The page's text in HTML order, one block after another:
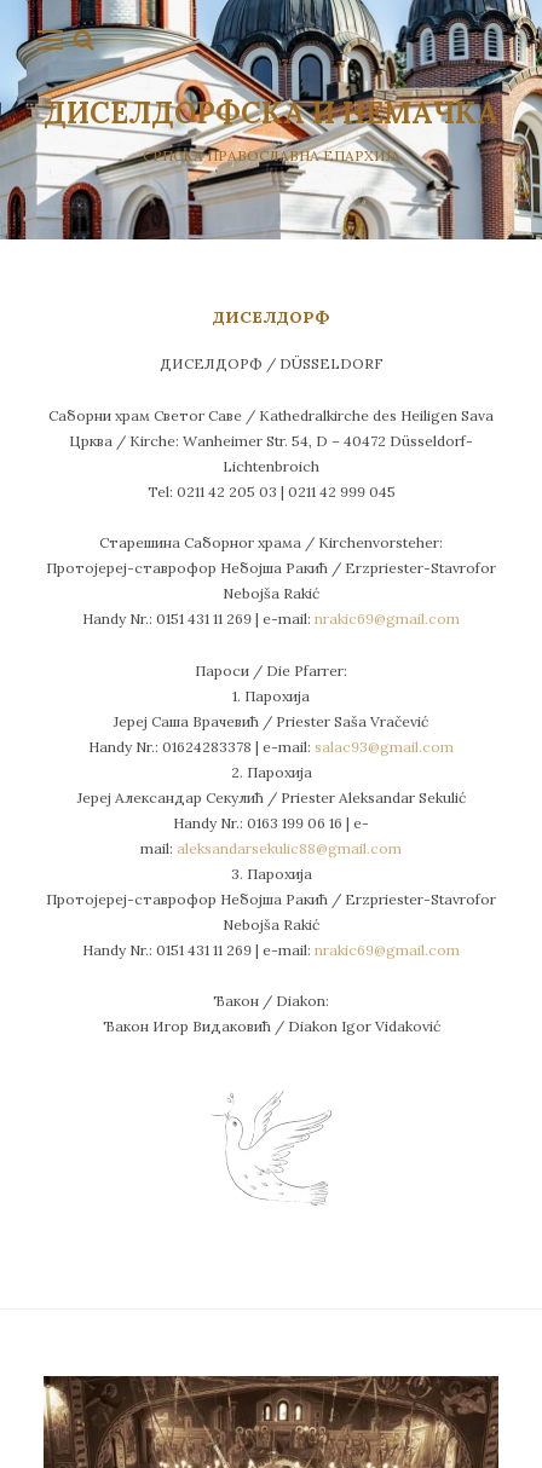
ДИСЕЛДОРФСКА И НЕМАЧКА
СРПСКА ПРАВОСЛАВНА ЕПАРХИЈА
ДИСЕЛДОРФ
ДИСЕЛДОРФ / DÜSSELDORF
Саборни храм Светог Саве / Kathedralkirche des Heiligen Sava
Црква / Kirche: Wanheimer Str. 54, D – 40472 Düsseldorf-
Lichtenbroich
Tel: 0211 42 205 03 | 0211 42 999 045
Старешина Саборног храма / Kirchenvorsteher:
Протојереј-ставрофор Небојша Ракић / Erzpriester-Stavrofor
Nebojša Rakić
Handy Nr.: 0151 431 11 269 | е-mail: nrakic69@gmail.com
Пароси / Die Pfarrer:
1. Парохија
Јереј Саша Врачевић / Priester Saša Vračević
Handy Nr.: 01624283378 | e-mail: salac93@gmail.com
2. Парохија
Јереј Александар Секулић / Priester Aleksandar Sekulić
Handy Nr.: 0163 199 06 16 | e-
mail: aleksandarsekulic88@gmail.com
3. Парохија
Протојереј-ставрофор Небојша Ракић / Erzpriester-Stavrofor
Nebojša Rakić
Handy Nr.: 0151 431 11 269 | е-mail: nrakic69@gmail.com
Ђакон / Diakon:
Ђакон Игор Видаковић / Diakon Igor Vidaković